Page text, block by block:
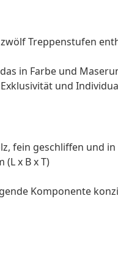
Treppenstufen
in Farbe und
und
fein geschliffen und
(L x B x T)
Komponente